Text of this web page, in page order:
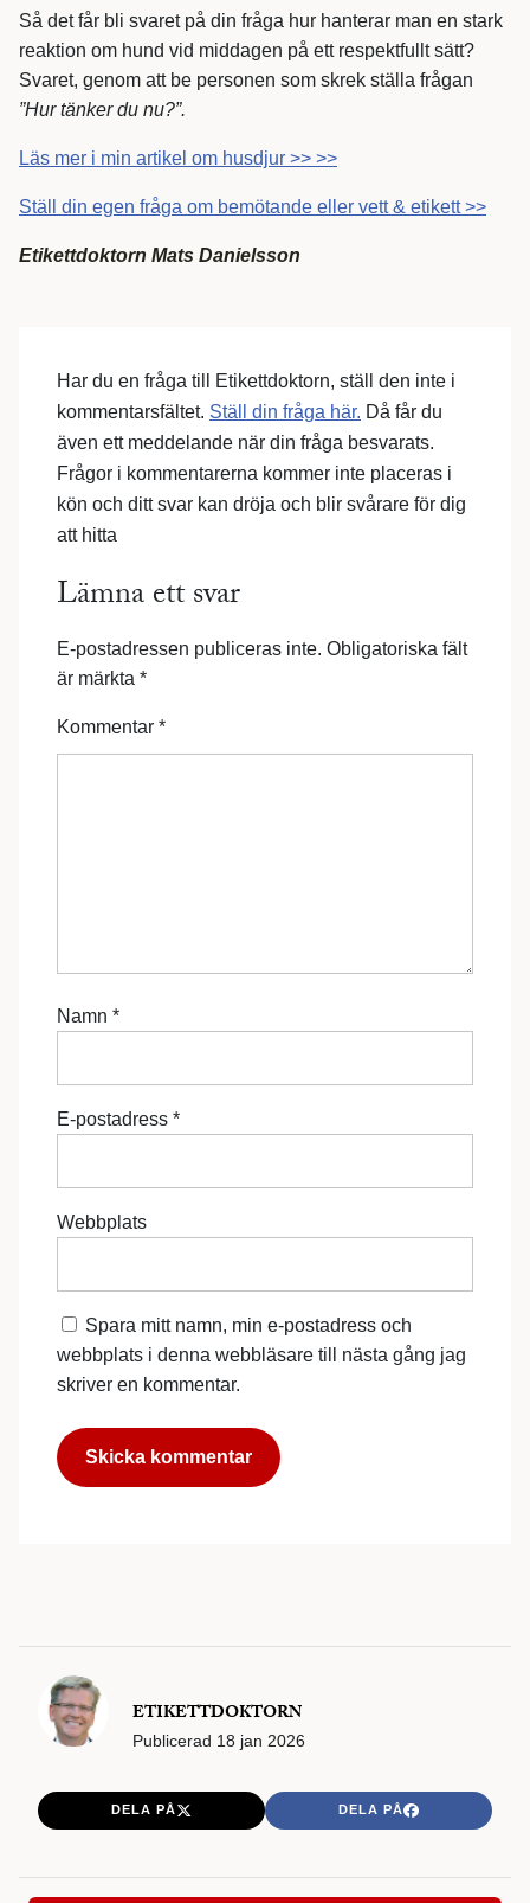
Så det får bli svaret på din fråga hur hanterar man en stark
reaktion om hund vid middagen på ett respektfullt sätt?
Svaret, genom att be personen som skrek ställa frågan
”Hur tänker du nu?”.
Läs mer i min artikel om husdjur >> >>
Ställ din egen fråga om bemötande eller vett & etikett >>
Etikettdoktorn Mats Danielsson
Har du en fråga till Etikettdoktorn, ställ den inte i
kommentarsfältet. Ställ din fråga här. Då får du
även ett meddelande när din fråga besvarats.
Frågor i kommentarerna kommer inte placeras i
kön och ditt svar kan dröja och blir svårare för dig
att hitta
Lämna ett svar
E-postadressen publiceras inte. Obligatoriska fält
är märkta *
Kommentar *
Namn *
E-postadress *
Webbplats
Spara mitt namn, min e-postadress och
webbplats i denna webbläsare till nästa gång jag
skriver en kommentar.
ETIKETTDOKTORN
Publicerad 18 jan 2026
DELA PÅ DELA PÅ